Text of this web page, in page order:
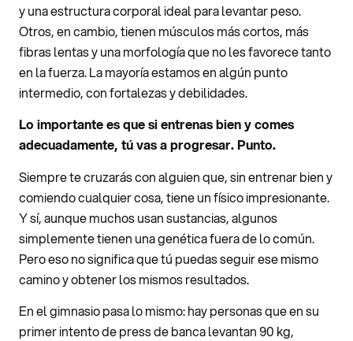
y una estructura corporal ideal para levantar peso.
Otros, en cambio, tienen músculos más cortos, más
fibras lentas y una morfología que no les favorece tanto
en la fuerza. La mayoría estamos en algún punto
intermedio, con fortalezas y debilidades.
Lo importante es que si entrenas bien y comes
adecuadamente, tú vas a progresar. Punto.
Siempre te cruzarás con alguien que, sin entrenar bien y
comiendo cualquier cosa, tiene un físico impresionante.
Y sí, aunque muchos usan sustancias, algunos
simplemente tienen una genética fuera de lo común.
Pero eso no significa que tú puedas seguir ese mismo
camino y obtener los mismos resultados.
En el gimnasio pasa lo mismo: hay personas que en su
primer intento de press de banca levantan 90 kg,